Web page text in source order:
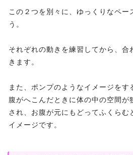
この２つを別々に、ゆっくりなペー
う。
それぞれの動きを練習してから、合
きます。
また、ポンプのようなイメージをす
腹がへこんだときに体の中の空間が
され、お腹が元にもどってふくらむ
イメージです。